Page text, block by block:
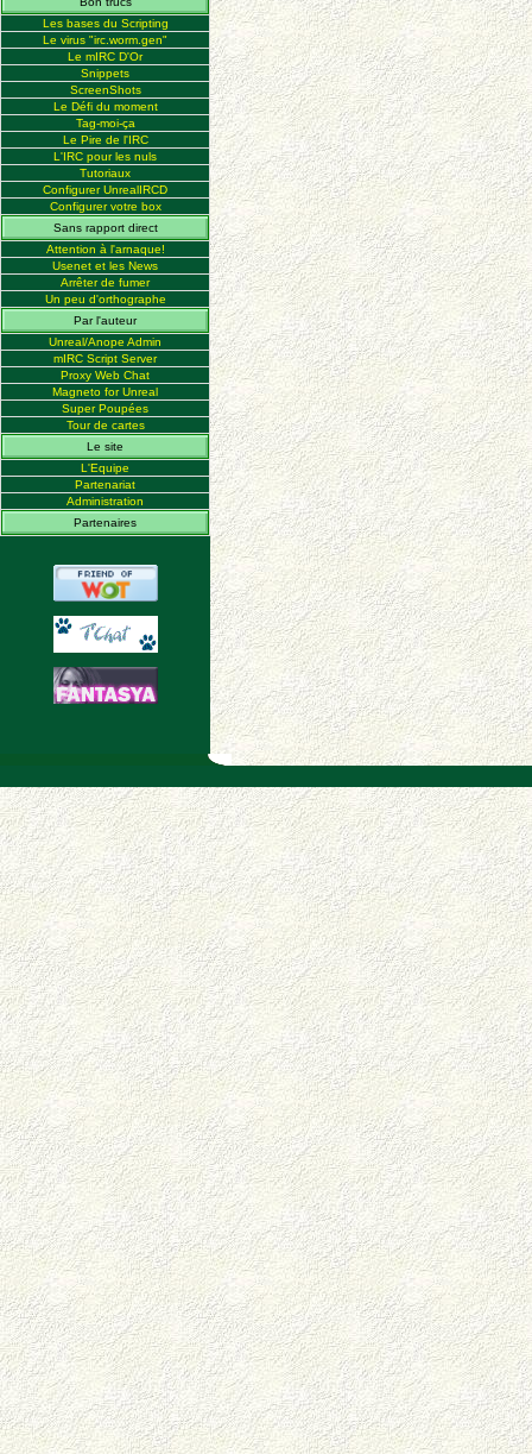
Les bases du Scripting
Le virus "irc.worm.gen"
Le mIRC D'Or
Snippets
ScreenShots
Le Défi du moment
Tag-moi-ça
Le Pire de l'IRC
L'IRC pour les nuls
Tutoriaux
Configurer UnrealIRCD
Configurer votre box
Sans rapport direct
Attention à l'arnaque!
Usenet et les News
Arrêter de fumer
Un peu d'orthographe
Par l'auteur
Unreal/Anope Admin
mIRC Script Server
Proxy Web Chat
Magneto for Unreal
Super Poupées
Tour de cartes
Le site
L'Equipe
Partenariat
Administration
Partenaires